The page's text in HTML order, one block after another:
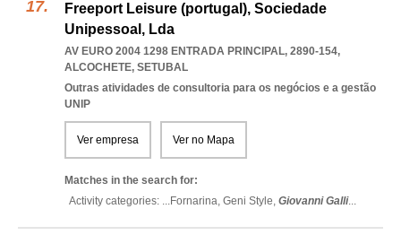
Freeport Leisure (portugal), Sociedade
Unipessoal, Lda
AV EURO 2004 1298 ENTRADA PRINCIPAL, 2890-154,
ALCOCHETE, SETUBAL
Outras atividades de consultoria para os negócios e a gestão
UNIP
Ver empresa Ver no Mapa
Matches in the search for:
Activity categories: ...Fornarina, Geni Style, Giovanni Galli...